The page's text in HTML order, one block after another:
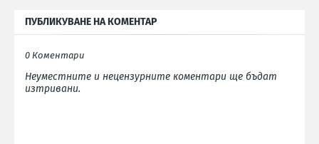
ПУБЛИКУВАНЕ НА КОМЕНТАР
0 Коментари
Неуместните и нецензурните коментари ще бъдат
изтривани.